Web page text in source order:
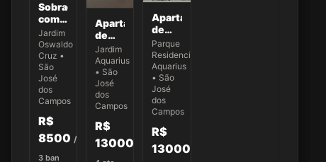
Sobrado
comercial
para
locação
no
Jardim
Oswaldo
Cruz
Jardim
Oswaldo
Cruz •
São
José
dos
Campos
R$
8500 /mês
3 ban
Apartamento
de
132m²,
04
Dormitórios(01
Suíte)
a
venda
no
Jardim
Aquarius
Jardim
Aquarius
• São
José
dos
Campos
R$
1300000
Apartamento
de
132,87
m² no
Ed.
New
York -
Apto
43
Parque
Residencial
Aquarius
• São
José
dos
Campos
R$
1300000